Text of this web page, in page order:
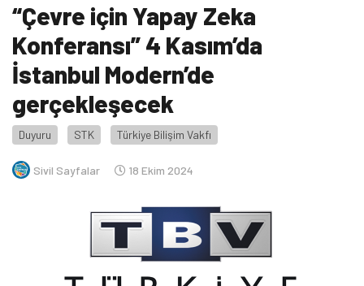
“Çevre için Yapay Zeka
Konferansı” 4 Kasım’da
İstanbul Modern’de
gerçekleşecek
Duyuru STK Türkiye Bilişim Vakfı
Sivil Sayfalar 18 Ekim 2024